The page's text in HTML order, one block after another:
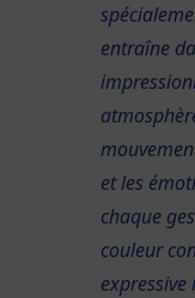
entraîne
et les
chaque
couleur
expressive